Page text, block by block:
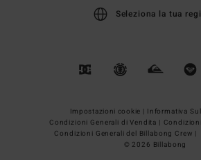
Seleziona la tua
Impostazioni cookie | Informativa
Condizioni Generali di Vendita |
Condizioni Generali del Billabong Crew |
© 2026 Billabong